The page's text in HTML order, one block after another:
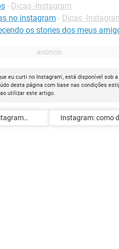
- Dicas -Instagram
no instagram - Dicas -
os stories dos meus
eu curti no Instagram', está disponível sob
desta página com base nas condições
utilizar este artigo.
Instagram: como